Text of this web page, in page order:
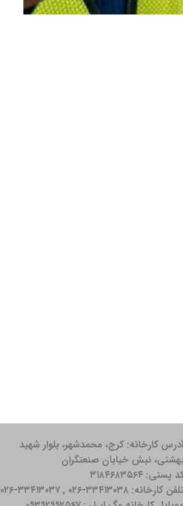
کارخانه: كرج، محمدشهر، بلوار شهید
نبش خیابان صنعتگران
پستی: ۳۱۸۴۶۸۳۵۶۴
تلفن کارخانه: ۳۳۴۱۳۰۳۸-۰۲۶ , ۳۳۴۱۳۰۳۷-۰۲۶